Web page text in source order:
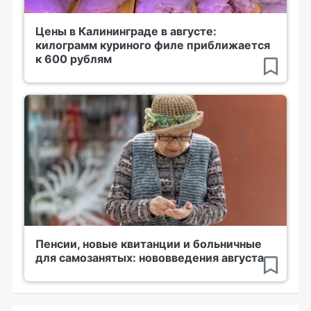
Цены в Калининграде в августе:
килограмм куриного филе приближается
к 600 рублям
Пенсии, новые квитанции и больничные
для самозанятых: нововведения августа